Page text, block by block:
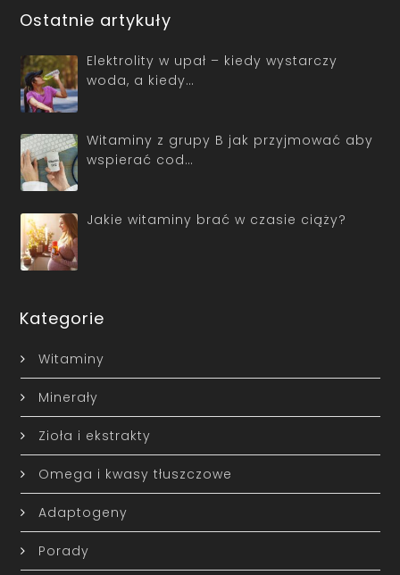
Ostatnie artykuły
Elektrolity w upał – kiedy wystarczy
woda, a kiedy…
Witaminy z grupy B jak przyjmować aby
wspierać cod…
Jakie witaminy brać w czasie ciąży?
Kategorie
Witaminy
Minerały
Zioła i ekstrakty
Omega i kwasy tłuszczowe
Adaptogeny
Porady